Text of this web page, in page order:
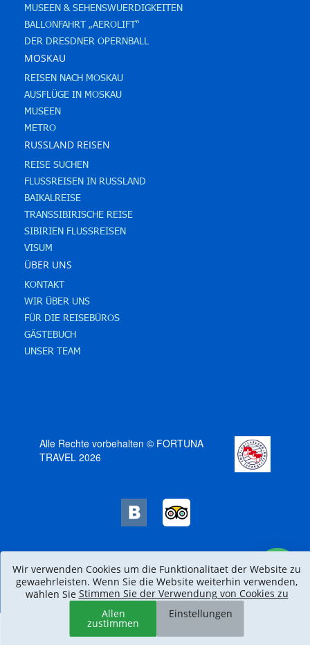
MUSEEN & SEHENSWUERDIGKEITEN
BALLONFAHRT „AEROLIFT“
DER DRESDNER OPERNBALL
MOSKAU
REISEN NACH MOSKAU
AUSFLÜGE IN MOSKAU
MUSEEN
METRO
RUSSLAND REISEN
REISE SUCHEN
FLUSSREISEN IN RUSSLAND
BAIKALREISE
TRANSSIBIRISCHE REISE
SIBIRIEN FLUSSREISEN
VISUM
ÜBER UNS
KONTAKT
WIR ÜBER UNS
FÜR DIE REISEBÜROS
GÄSTEBUCH
UNSER TEAM
Alle Rechte vorbehalten © FORTUNA
TRAVEL 2026
Wir verwenden Cookies um die Funktionalitaet der Website zu
gewaehrleisten. Wenn Sie die Website weiterhin verwenden,
wählen Sie Stimmen Sie der Verwendung von Cookies zu
Allen
zustimmen
Einstellungen